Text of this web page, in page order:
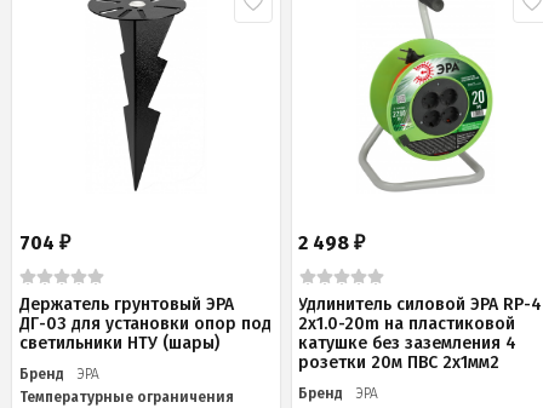
704 ₽
Держатель грунтовый ЭРА
ДГ-03 для установки опор под
светильники НТУ (шары)
Бренд
ЭРА
Температурные ограничения
2 498₽
Удлинитель силовой ЭРА RP-
2x1.0-20m на пластиковой
катушке без заземления 4
розетки 20м ПВС 2х1мм2
Бренд
ЭРА